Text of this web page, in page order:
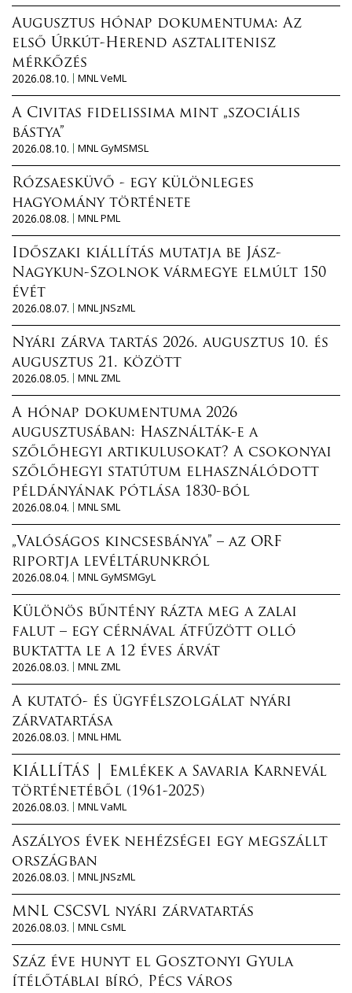
Augusztus hónap dokumentuma: Az
első Úrkút-Herend asztalitenisz
mérkőzés
2026.08.10.
MNL VeML
A Civitas fidelissima mint „szociális
bástya”
2026.08.10.
MNL GyMSMSL
Rózsaesküvő - egy különleges
hagyomány története
2026.08.08.
MNL PML
Időszaki kiállítás mutatja be Jász-
Nagykun-Szolnok vármegye elmúlt 150
évét
2026.08.07.
MNL JNSzML
Nyári zárva tartás 2026. augusztus 10. és
augusztus 21. között
2026.08.05.
MNL ZML
A hónap dokumentuma 2026
augusztusában: Használták-e a
szőlőhegyi artikulusokat? A csokonyai
szőlőhegyi statútum elhasználódott
példányának pótlása 1830-ból
2026.08.04.
MNL SML
„Valóságos kincsesbánya” – az ORF
riportja levéltárunkról
2026.08.04.
MNL GyMSMGyL
Különös bűntény rázta meg a zalai
falut – egy cérnával átfűzött olló
buktatta le a 12 éves árvát
2026.08.03.
MNL ZML
A kutató- és ügyfélszolgálat nyári
zárvatartása
2026.08.03.
MNL HML
KIÁLLÍTÁS │ Emlékek a Savaria Karnevál
történetéből (1961-2025)
2026.08.03.
MNL VaML
Aszályos évek nehézségei egy megszállt
országban
2026.08.03.
MNL JNSzML
MNL CSCSVL nyári zárvatartás
2026.08.03.
MNL CsML
Száz éve hunyt el Gosztonyi Gyula
ítélőtáblai bíró, Pécs város